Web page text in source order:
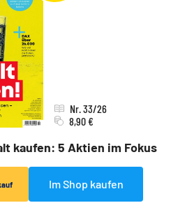
kaufen: 5 Aktien im Fokus
Nr. 33/26
8,90 €
Im Shop kaufen